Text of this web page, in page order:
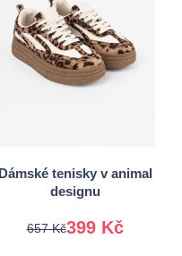
Dámské tenisky v animal
designu
399 Kč
657 Kč
36 37